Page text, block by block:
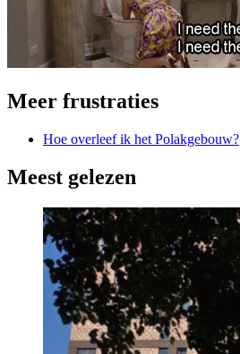
Meer frustraties
Hoe overleef ik het Polakgebouw?
Meest gelezen